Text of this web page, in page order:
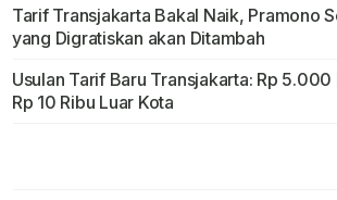
Tarif Transjakarta Bakal Naik, Pramono
yang Digratiskan akan Ditambah
Usulan Tarif Baru Transjakarta: Rp 5.000
Rp 10 Ribu Luar Kota